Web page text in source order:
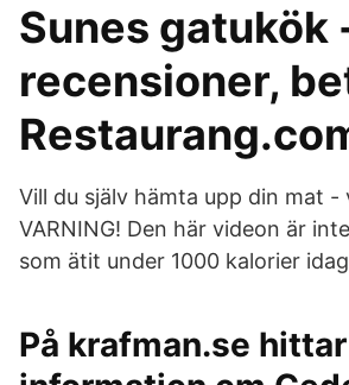
Sunes gatukök
recensioner,
Vill du själv hämta upp din mat -
VARNING! Den här videon är
som ätit under 1000 kalorier
På krafman.se